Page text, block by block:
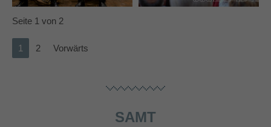
Seite 1 von 2
1 2 Vorwärts
SAMT